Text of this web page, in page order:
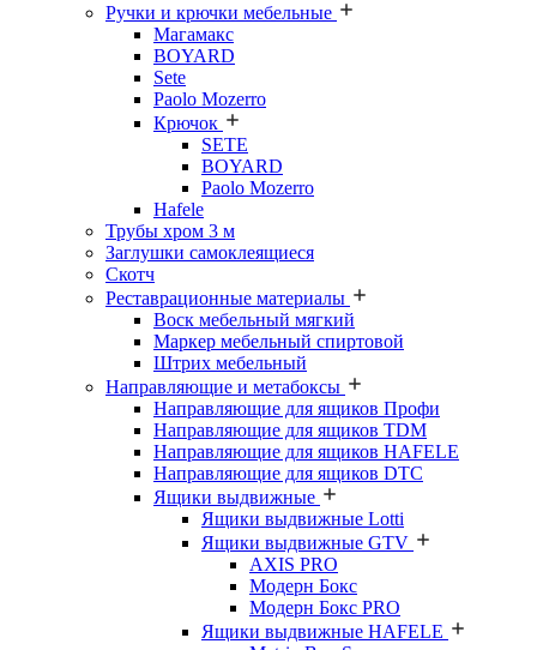
Ручки и крючки мебельные
Магамакс
BOYARD
Sete
Paolo Mozerro
Крючок
SETE
BOYARD
Paolo Mozerro
Hafele
Трубы хром 3 м
Заглушки самоклеящиеся
Скотч
Реставрационные материалы
Воск мебельный мягкий
Маркер мебельный спиртовой
Штрих мебельный
Направляющие и метабоксы
Направляющие для ящиков Профи
Направляющие для ящиков TDM
Направляющие для ящиков HAFELE
Направляющие для ящиков DTC
Ящики выдвижные
Ящики выдвижные Lotti
Ящики выдвижные GTV
AXIS PRO
Модерн Бокс
Модерн Бокс PRO
Ящики выдвижные HAFELE